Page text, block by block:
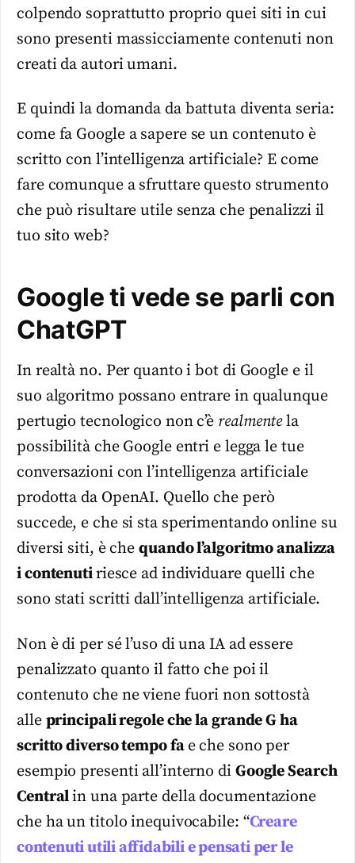
colpendo soprattutto proprio quei siti in cui
sono presenti massicciamente contenuti non
creati da autori umani.
E quindi la domanda da battuta diventa seria:
come fa Google a sapere se un contenuto è
scritto con l’intelligenza artificiale? E come
fare comunque a sfruttare questo strumento
che può risultare utile senza che penalizzi il
tuo sito web?
Google ti vede se parli con
ChatGPT
In realtà no. Per quanto i bot di Google e il
suo algoritmo possano entrare in qualunque
pertugio tecnologico non c’è realmentela
possibilità che Google entri e legga le tue
conversazioni con l’intelligenza artificiale
prodotta da OpenAI. Quello che però
succede, e che si sta sperimentando online su
diversi siti, è che quando l’algoritmo analizza
i contenutiriesce ad individuare quelli che
sono stati scritti dall’intelligenza artificiale.
Non è di per sé l’uso di una IA ad essere
penalizzato quanto il fatto che poi il
contenuto che ne viene fuori non sottostà
alle principali regole che la grande G ha
scritto diverso tempo fa e che sono per
esempio presenti all’interno di Google Search
Centralin una parte della documentazione
che ha un titolo inequivocabile: “Creare
contenuti utili affidabili e pensati per le